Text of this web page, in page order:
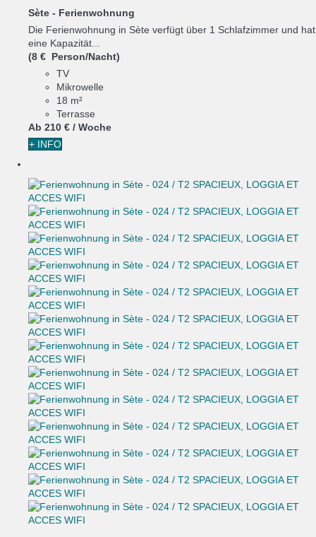
Sète - Ferienwohnung
Die Ferienwohnung in Sète verfügt über 1 Schlafzimmer und hat
eine Kapazität...
(8 € Person/Nacht)
TV
Mikrowelle
18 m²
Terrasse
Ab 210 € / Woche
+ INFO